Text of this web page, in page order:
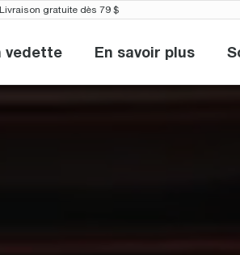
Livraison gratuite dès 79 $
vedette En savoir plus
En savoir